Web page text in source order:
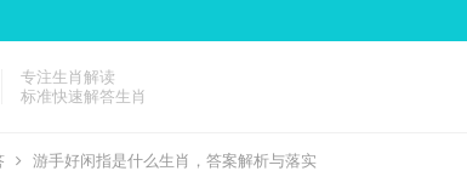
专注生肖解读
标准快速解答生肖
游手好闲指是什么生肖，答案解析与落实